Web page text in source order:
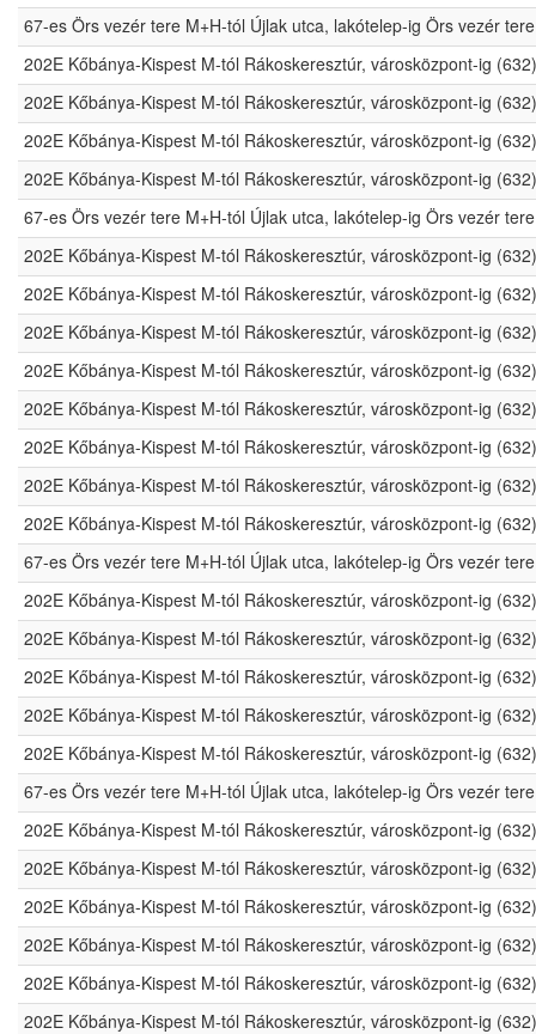
67-es Örs vezér tere M+H-tól Újlak utca, lakótelep-ig Örs vezér
202E Kőbánya-Kispest M-tól Rákoskeresztúr, városközpont-ig (632)
202E Kőbánya-Kispest M-tól Rákoskeresztúr, városközpont-ig (632)
202E Kőbánya-Kispest M-tól Rákoskeresztúr, városközpont-ig (632)
202E Kőbánya-Kispest M-tól Rákoskeresztúr, városközpont-ig (632)
67-es Örs vezér tere M+H-tól Újlak utca, lakótelep-ig Örs vezér
202E Kőbánya-Kispest M-tól Rákoskeresztúr, városközpont-ig (632)
202E Kőbánya-Kispest M-tól Rákoskeresztúr, városközpont-ig (632)
202E Kőbánya-Kispest M-tól Rákoskeresztúr, városközpont-ig (632)
202E Kőbánya-Kispest M-tól Rákoskeresztúr, városközpont-ig (632)
202E Kőbánya-Kispest M-tól Rákoskeresztúr, városközpont-ig (632)
202E Kőbánya-Kispest M-tól Rákoskeresztúr, városközpont-ig (632)
202E Kőbánya-Kispest M-tól Rákoskeresztúr, városközpont-ig (632)
202E Kőbánya-Kispest M-tól Rákoskeresztúr, városközpont-ig (632)
67-es Örs vezér tere M+H-tól Újlak utca, lakótelep-ig Örs vezér
202E Kőbánya-Kispest M-tól Rákoskeresztúr, városközpont-ig (632)
202E Kőbánya-Kispest M-tól Rákoskeresztúr, városközpont-ig (632)
202E Kőbánya-Kispest M-tól Rákoskeresztúr, városközpont-ig (632)
202E Kőbánya-Kispest M-tól Rákoskeresztúr, városközpont-ig (632)
202E Kőbánya-Kispest M-tól Rákoskeresztúr, városközpont-ig (632)
67-es Örs vezér tere M+H-tól Újlak utca, lakótelep-ig Örs vezér
202E Kőbánya-Kispest M-tól Rákoskeresztúr, városközpont-ig (632)
202E Kőbánya-Kispest M-tól Rákoskeresztúr, városközpont-ig (632)
202E Kőbánya-Kispest M-tól Rákoskeresztúr, városközpont-ig (632)
202E Kőbánya-Kispest M-tól Rákoskeresztúr, városközpont-ig (632)
202E Kőbánya-Kispest M-tól Rákoskeresztúr, városközpont-ig (632)
202E Kőbánya-Kispest M-tól Rákoskeresztúr, városközpont-ig (632)